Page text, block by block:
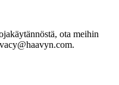
ota meihin